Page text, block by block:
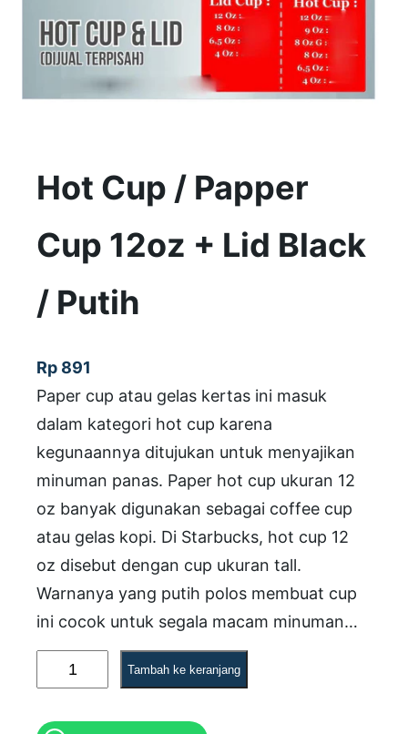
Hot Cup / Papper
Cup 12oz + Lid Black
/ Putih
Rp 891
Paper cup atau gelas kertas ini masuk
dalam kategori hot cup karena
kegunaannya ditujukan untuk menyajikan
minuman panas. Paper hot cup ukuran 12
oz banyak digunakan sebagai coffee cup
atau gelas kopi. Di Starbucks, hot cup 12
oz disebut dengan cup ukuran tall.
Warnanya yang putih polos membuat cup
ini cocok untuk segala macam minuman…
u
a
Tambah ke keranjang